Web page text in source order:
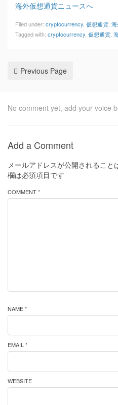
海外仮想通貨ニュースへ
Filed under: cryptocurrency 仮想通貨
Tagged with: cryptocurrency 仮想通貨
Previous Page
No comment yet, add your voice
Add a Comment
メールアドレスが公開されること
欄は必須項目です
COMMENT *
NAME *
EMAIL *
WEBSITE